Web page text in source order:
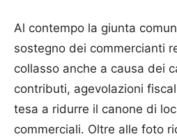
Al contempo la giunta
sostegno dei commercianti
collasso anche a causa dei
contributi, agevolazioni
tesa a ridurre il canone di
commerciali. Oltre alle foto